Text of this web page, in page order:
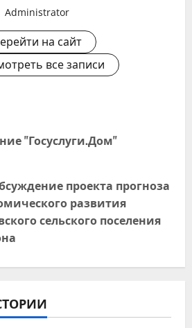
Administrator
на сайт
все записи
"Госуслуги.Дом"
проекта прогноза
развития
сельского поселения
2026
за чистоту любимого
отдыха!
07.08.2026